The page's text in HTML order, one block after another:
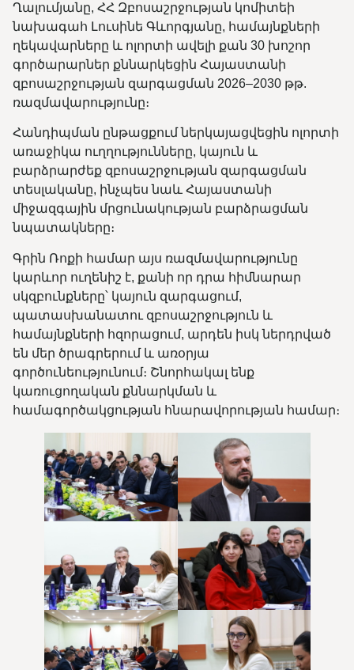
Ղալումյանը, ՀՀ Զբոսաշրջության կոմիտեի
նախագահ Լուսինե Գևորգյանը, համայնքների
ղեկավարները և ոլորտի ավելի քան 30 խոշոր
գործարարներ քննարկեցին Հայաստանի
զբոսաշրջության զարգացման 2026–2030 թթ.
ռազմավարությունը։
Հանդիպման ընթացքում ներկայացվեցին ոլորտի
առաջիկա ուղղությունները, կայուն և
բարձրարժեք զբոսաշրջության զարգացման
տեսլականը, ինչպես նաև Հայաստանի
միջազգային մրցունակության բարձրացման
նպատակները։
Գրին Ռոքի համար այս ռազմավարությունը
կարևոր ուղենիշ է, քանի որ դրա հիմնարար
սկզբունքները՝ կայուն զարգացում,
պատասխանատու զբոսաշրջություն և
համայնքների հզորացում, արդեն իսկ ներդրված
են մեր ծրագրերում և առօրյա
գործունեությունում։ Շնորհակալ ենք
կառուցողական քննարկման և
համագործակցության հնարավորության համար։